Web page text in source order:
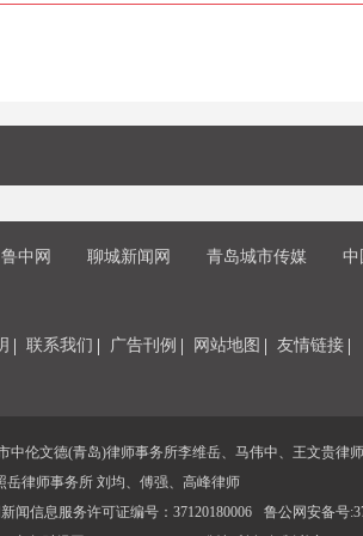
鲁中网 聊城新闻网 青岛城市传媒 中
联系我们 广告刊例 网站地图 友情链接
中伦文德(青岛)律师事务所李维岳、马伟中、王文贵律师
岳律师事务所 刘均、傅强、高峰律师
闻信息服务许可证编号：37120180006
鲁公网安备号